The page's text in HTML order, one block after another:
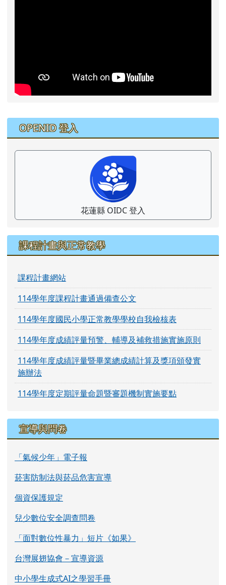
右邊區域內容
OPENID 登入
花蓮縣 OIDC 登入
課程計畫與正常教學
課程計畫網站
114學年度課程計畫通過備查公文
114學年度國民小學正常教學學校自我檢核表
114學年度成績評量預警、輔導及補救措施實施原則
114學年度成績評量暨畢業總成績計算及獎項頒發實
施辦法
114學年度定期評量命題暨審題機制實施要點
宣導與問卷
「氣候少年」電子報
菸害防制法與菸品危害宣導
個資保護規定
兒少數位安全調查問卷
「面對數位性暴力」短片《如果》
台灣展翅協會－宣導資源
中小學生成式AI之學習手冊